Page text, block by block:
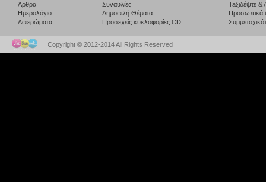
Άρθρα
Ημερολόγιο
Αφιερώματα
Συναυλίες
Δημοφιλή Θέματα
Προσεχείς κυκλοφορίες CD
Taξιδέψτε
Προσωπικά
Copyright © 2012-2014 All Rights Reserved